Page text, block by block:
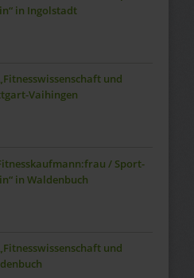
in Ingolstadt
und
Vaihingen
/ Sport-
in Waldenbuch
und